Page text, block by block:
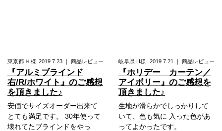
東京都 Ｋ様 2019.7.23 ｜ 商品レビュー
『アルミブラインド
右/R/ホワイト』のご感想
を頂きました♪
安価でサイズオーダー出来て
とても満足です。 30年使って
壊れてたブラインドをやっ
岐阜県 H様 2019.7.21 ｜ 商品レビュー
『ホリデー カーテン／
アイボリー』のご感想を
頂きました♪
生地が滑らかでしっかりして
いて、色も気に 入った色があ
ってよかったです。